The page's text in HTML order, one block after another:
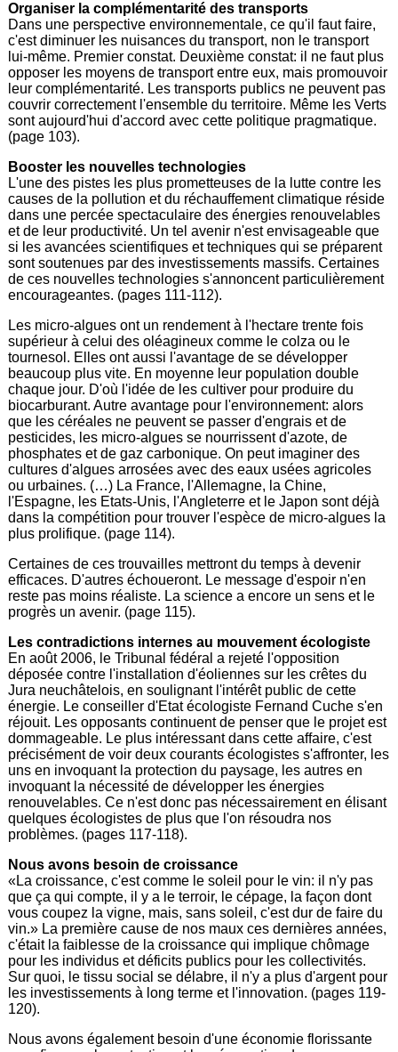
Organiser la complémentarité des transports
Dans une perspective environnementale, ce qu'il faut faire,
c'est diminuer les nuisances du transport, non le transport
lui-même. Premier constat. Deuxième constat: il ne faut plus
opposer les moyens de transport entre eux, mais promouvoir
leur complémentarité. Les transports publics ne peuvent pas
couvrir correctement l'ensemble du territoire. Même les Verts
sont aujourd'hui d'accord avec cette politique pragmatique.
(page 103).
Booster les nouvelles technologies
L'une des pistes les plus prometteuses de la lutte contre les
causes de la pollution et du réchauffement climatique réside
dans une percée spectaculaire des énergies renouvelables
et de leur productivité. Un tel avenir n'est envisageable que
si les avancées scientifiques et techniques qui se préparent
sont soutenues par des investissements massifs. Certaines
de ces nouvelles technologies s'annoncent particulièrement
encourageantes. (pages 111-112).
Les micro-algues ont un rendement à l'hectare trente fois
supérieur à celui des oléagineux comme le colza ou le
tournesol. Elles ont aussi l'avantage de se développer
beaucoup plus vite. En moyenne leur population double
chaque jour. D'où l'idée de les cultiver pour produire du
biocarburant. Autre avantage pour l'environnement: alors
que les céréales ne peuvent se passer d'engrais et de
pesticides, les micro-algues se nourrissent d'azote, de
phosphates et de gaz carbonique. On peut imaginer des
cultures d'algues arrosées avec des eaux usées agricoles
ou urbaines. (…) La France, l'Allemagne, la Chine,
l'Espagne, les Etats-Unis, l'Angleterre et le Japon sont déjà
dans la compétition pour trouver l'espèce de micro-algues la
plus prolifique. (page 114).
Certaines de ces trouvailles mettront du temps à devenir
efficaces. D'autres échoueront. Le message d'espoir n'en
reste pas moins réaliste. La science a encore un sens et le
progrès un avenir. (page 115).
Les contradictions internes au mouvement écologiste
En août 2006, le Tribunal fédéral a rejeté l'opposition
déposée contre l'installation d'éoliennes sur les crêtes du
Jura neuchâtelois, en soulignant l'intérêt public de cette
énergie. Le conseiller d'Etat écologiste Fernand Cuche s'en
réjouit. Les opposants continuent de penser que le projet est
dommageable. Le plus intéressant dans cette affaire, c'est
précisément de voir deux courants écologistes s'affronter, les
uns en invoquant la protection du paysage, les autres en
invoquant la nécessité de développer les énergies
renouvelables. Ce n'est donc pas nécessairement en élisant
quelques écologistes de plus que l'on résoudra nos
problèmes. (pages 117-118).
Nous avons besoin de croissance
«La croissance, c'est comme le soleil pour le vin: il n'y pas
que ça qui compte, il y a le terroir, le cépage, la façon dont
vous coupez la vigne, mais, sans soleil, c'est dur de faire du
vin.» La première cause de nos maux ces dernières années,
c'était la faiblesse de la croissance qui implique chômage
pour les individus et déficits publics pour les collectivités.
Sur quoi, le tissu social se délabre, il n'y a plus d'argent pour
les investissements à long terme et l'innovation. (pages 119-
120).
Nous avons également besoin d'une économie florissante